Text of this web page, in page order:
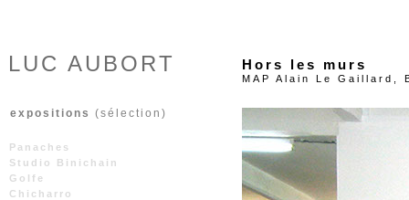
LUC AUBORT Hors les murs
MAP Alain Le Gaillard,
expositions (sélection)
Panaches
Studio Binichain
Golfe
Chicharro